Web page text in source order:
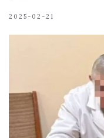
2025-02-21